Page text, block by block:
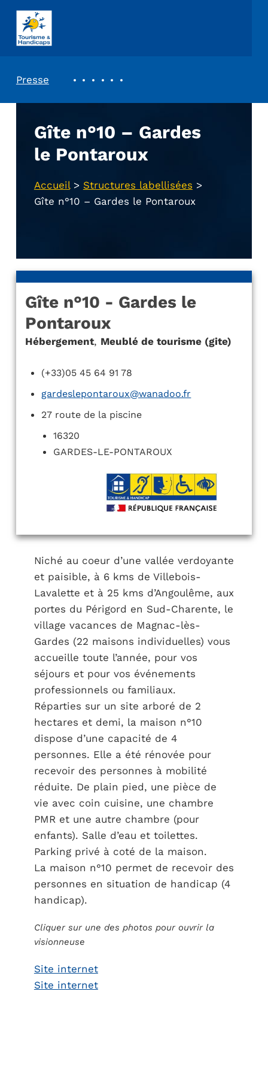
ASSOCIATION TOURISME ET HANDICAPS
Presse
Gîte n°10 – Gardes
le Pontaroux
Accueil> Structures labellisées >
Gîte n°10 – Gardes le Pontaroux
Gîte n°10 - Gardes le
Pontaroux
Hébergement, Meublé de tourisme (gite)
(+33)05 45 64 91 78
gardeslepontaroux@wanadoo.fr
27 route de la piscine
16320
GARDES-LE-PONTAROUX
Niché au coeur d’une vallée verdoyante
et paisible, à 6 kms de Villebois-
Lavalette et à 25 kms d’Angoulême, aux
portes du Périgord en Sud-Charente, le
village vacances de Magnac-lès-
Gardes (22 maisons individuelles) vous
accueille toute l’année, pour vos
séjours et pour vos événements
professionnels ou familiaux.
Réparties sur un site arboré de 2
hectares et demi, la maison n°10
dispose d’une capacité de 4
personnes. Elle a été rénovée pour
recevoir des personnes à mobilité
réduite. De plain pied, une pièce de
vie avec coin cuisine, une chambre
PMR et une autre chambre (pour
enfants). Salle d’eau et toilettes.
Parking privé à coté de la maison.
La maison n°10 permet de recevoir des
personnes en situation de handicap (4
handicap).
Cliquer sur une des photos pour ouvrir la
visionneuse
Site internet
Site internet